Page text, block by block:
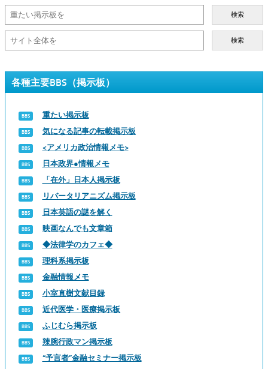
検索
検索
各種主要BBS（掲示板）
重たい掲示板
気になる記事の転載掲示板
<アメリカ政治情報メモ>
日本政界●情報メモ
「在外」日本人掲示板
リバータリアニズム掲示板
日本英語の謎を解く
映画なんでも文章箱
◆法律学のカフェ◆
理科系掲示板
金融情報メモ
小室直樹文献目録
近代医学・医療掲示板
ふじむら掲示板
辣腕行政マン掲示板
“予言者”金融セミナー掲示板